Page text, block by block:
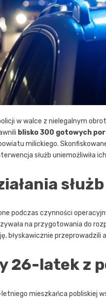
w walce z nielegalnym
blisko 300 gotowych
milickiego.
służb uniemożliwiła
służb
podczas czynności
na przygotowania do
błyskawicznie przeprowadzili
26-latek z
mieszkańca pobliskiej